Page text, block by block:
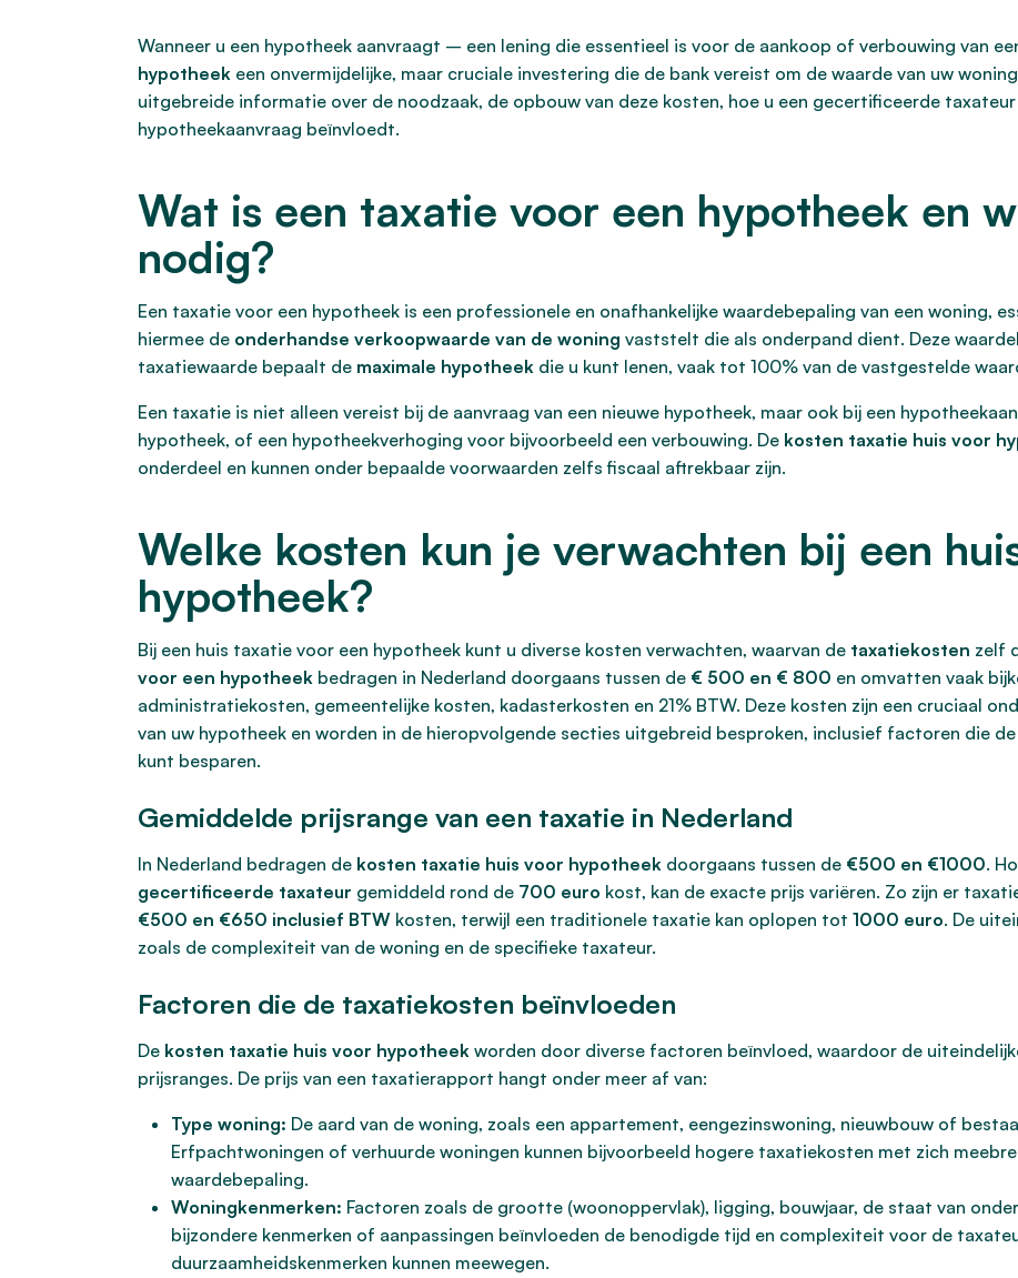
Wanneer u een hypotheek aanvraagt – een lening die essentieel is voor de aankoop of verbouwing van
hypotheek een onvermijdelijke, maar cruciale investering die de bank vereist om de waarde van uw
uitgebreide informatie over de noodzaak, de opbouw van deze kosten, hoe u een gecertificeerde
hypotheekaanvraag beïnvloedt.
Wat is een taxatie voor een hypotheek en
nodig?
Een taxatie voor een hypotheek is een professionele en onafhankelijke waardebepaling van een woning,
hiermee de onderhandse verkoopwaarde van de woning vaststelt die als onderpand dient. Deze
taxatiewaarde bepaalt de maximale hypotheek die u kunt lenen, vaak tot 100% van de vastgestelde
Een taxatie is niet alleen vereist bij de aanvraag van een nieuwe hypotheek, maar ook bij een
hypotheek, of een hypotheekverhoging voor bijvoorbeeld een verbouwing. De kosten taxatie huis voor
onderdeel en kunnen onder bepaalde voorwaarden zelfs fiscaal aftrekbaar zijn.
Welke kosten kun je verwachten bij een
hypotheek?
Bij een huis taxatie voor een hypotheek kunt u diverse kosten verwachten, waarvan de taxatiekosten zelf
voor een hypotheek bedragen in Nederland doorgaans tussen de € 500 en € 800 en omvatten vaak
administratiekosten, gemeentelijke kosten, kadasterkosten en 21% BTW. Deze kosten zijn een cruciaal
van uw hypotheek en worden in de hieropvolgende secties uitgebreid besproken, inclusief factoren die
kunt besparen.
Gemiddelde prijsrange van een taxatie in Nederland
In Nederland bedragen de kosten taxatie huis voor hypotheek doorgaans tussen de €500 en €1000.
gecertificeerde taxateur gemiddeld rond de 700 euro kost, kan de exacte prijs variëren. Zo zijn er
€500 en €650 inclusief BTW kosten, terwijl een traditionele taxatie kan oplopen tot 1000 euro. De
zoals de complexiteit van de woning en de specifieke taxateur.
Factoren die de taxatiekosten beïnvloeden
De kosten taxatie huis voor hypotheek worden door diverse factoren beïnvloed, waardoor de
prijsranges. De prijs van een taxatierapport hangt onder meer af van:
Type woning: De aard van de woning, zoals een appartement, eengezinswoning, nieuwbouw of
Erfpachtwoningen of verhuurde woningen kunnen bijvoorbeeld hogere taxatiekosten met zich
waardebepaling.
Woningkenmerken: Factoren zoals de grootte (woonoppervlak), ligging, bouwjaar, de staat van
bijzondere kenmerken of aanpassingen beïnvloeden de benodigde tijd en complexiteit voor de
duurzaamheidskenmerken kunnen meewegen.